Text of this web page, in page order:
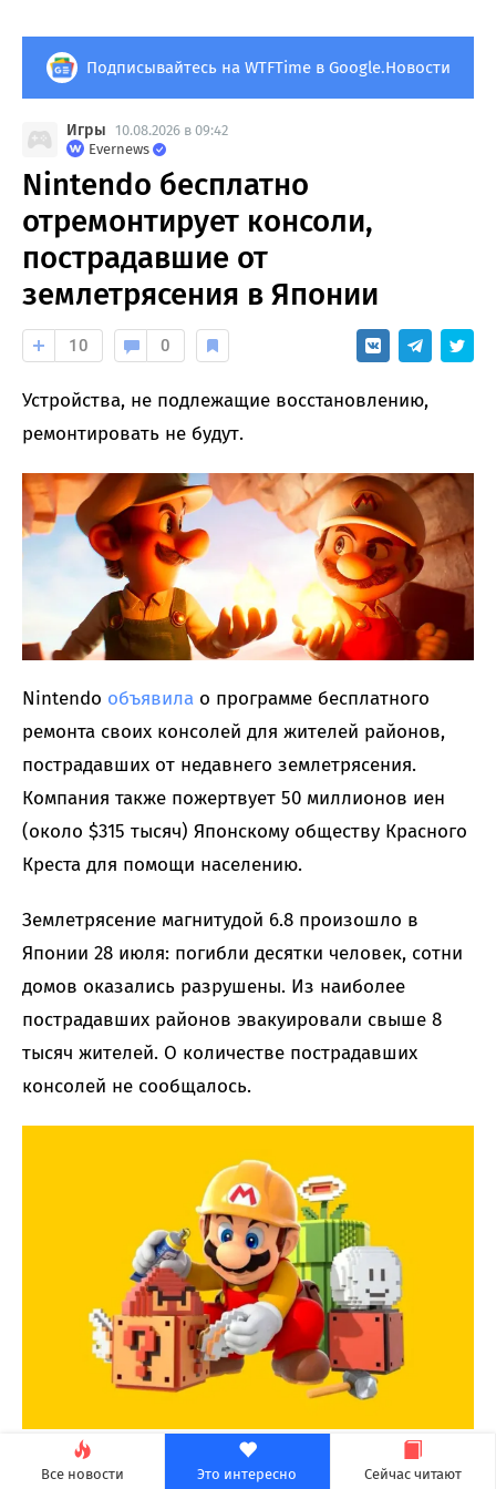
Все новости Это интересно Сейчас читают
Подписывайтесь на WTFTime в Google.Новости
Игры
10.08.2026 в 09:42
Evernews
Nintendo бесплатно
отремонтирует консоли,
пострадавшие от
землетрясения в Японии
10 0
Устройства, не подлежащие восстановлению,
ремонтировать не будут.
Nintendo объявила о программе бесплатного
ремонта своих консолей для жителей районов,
пострадавших от недавнего землетрясения.
Компания также пожертвует 50 миллионов иен
(около $315 тысяч) Японскому обществу Красного
Креста для помощи населению.
Землетрясение магнитудой 6.8 произошло в
Японии 28 июля: погибли десятки человек, сотни
домов оказались разрушены. Из наиболее
пострадавших районов эвакуировали свыше 8
тысяч жителей. О количестве пострадавших
консолей не сообщалось.